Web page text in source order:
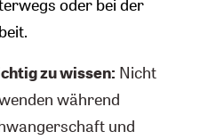
zu wissen: Nicht
während
und